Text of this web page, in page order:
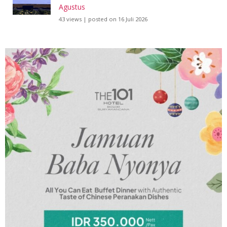
Agustus
43 views | posted on 16 Juli 2026